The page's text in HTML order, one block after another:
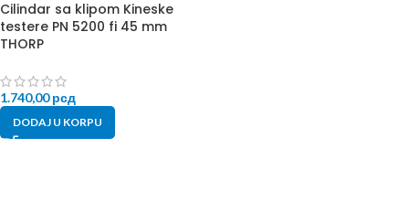
Cilindar sa klipom Kineske
testere PN 5200 fi 45 mm
THORP
1.740,00рсд
DODAJ U KORPU